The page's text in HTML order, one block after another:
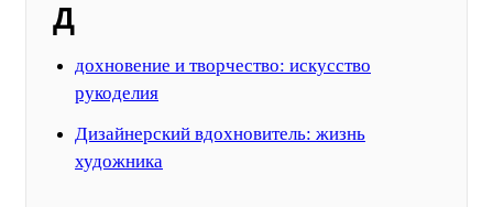
Д
дохновение и творчество: искусство
рукоделия
Дизайнерский вдохновитель: жизнь
художника